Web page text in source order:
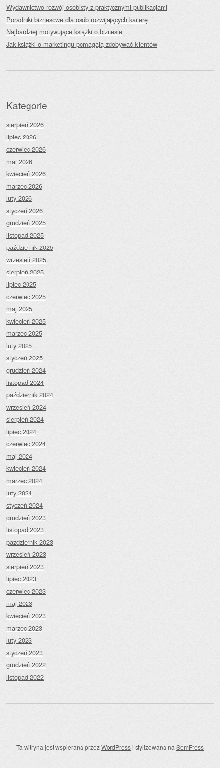
Wydawnictwo rozwój osobisty z praktycznymi publikacjami
Poradniki biznesowe dla osób rozwijających karierę
Najbardziej motywujące książki o biznesie
Jak książki o marketingu pomagają zdobywać klientów
Kategorie
sierpień 2026
lipiec 2026
czerwiec 2026
maj 2026
kwiecień 2026
marzec 2026
luty 2026
styczeń 2026
grudzień 2025
listopad 2025
październik 2025
wrzesień 2025
sierpień 2025
lipiec 2025
czerwiec 2025
maj 2025
kwiecień 2025
marzec 2025
luty 2025
styczeń 2025
grudzień 2024
listopad 2024
październik 2024
wrzesień 2024
sierpień 2024
lipiec 2024
czerwiec 2024
maj 2024
kwiecień 2024
marzec 2024
luty 2024
styczeń 2024
grudzień 2023
listopad 2023
październik 2023
wrzesień 2023
sierpień 2023
lipiec 2023
czerwiec 2023
maj 2023
kwiecień 2023
marzec 2023
luty 2023
styczeń 2023
grudzień 2022
listopad 2022
Ta witryna jest wspierana przezWordPressi stylizowana naSemPress